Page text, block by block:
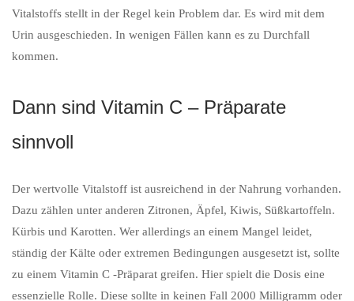
Vitalstoffs stellt in der Regel kein Problem dar. Es wird mit dem
Urin ausgeschieden. In wenigen Fällen kann es zu Durchfall
kommen.
Dann sind Vitamin C – Präparate
sinnvoll
Der wertvolle Vitalstoff ist ausreichend in der Nahrung vorhanden.
Dazu zählen unter anderen Zitronen, Äpfel, Kiwis, Süßkartoffeln.
Kürbis und Karotten. Wer allerdings an einem Mangel leidet,
ständig der Kälte oder extremen Bedingungen ausgesetzt ist, sollte
zu einem Vitamin C -Präparat greifen. Hier spielt die Dosis eine
essenzielle Rolle. Diese sollte in keinen Fall 2000 Milligramm oder